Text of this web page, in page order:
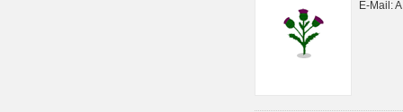
E-Mail: